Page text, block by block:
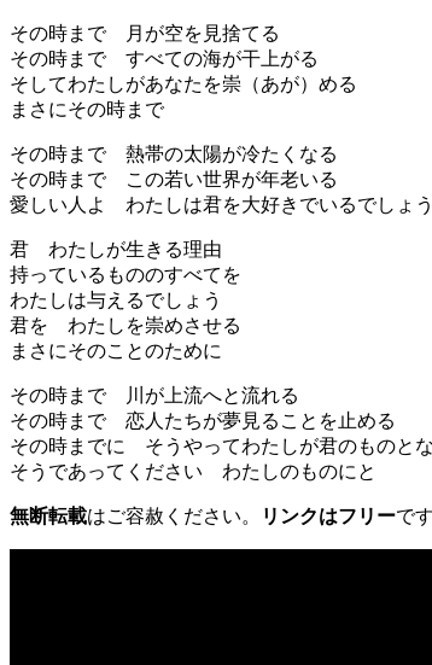
その時まで 月が空を見捨てる
その時まで すべての海が干上がる
そしてわたしがあなたを崇（あが）める
まさにその時まで
その時まで 熱帯の太陽が冷たくなる
その時まで この若い世界が年老いる
愛しい人よ わたしは君を大好きでいるでしょう
君 わたしが生きる理由
持っているもののすべてを
わたしは与えるでしょう
君を わたしを崇めさせる
まさにそのことのために
その時まで 川が上流へと流れる
その時まで 恋人たちが夢見ることを止める
その時までに そうやってわたしが君のものと
そうであってください わたしのものにと
無断転載はご容赦ください。 リンクはフリーです